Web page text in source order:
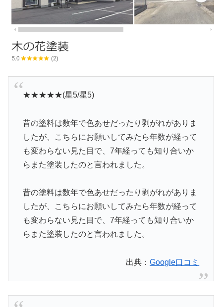
★★★★★(星5/星5)
昔の塗料は数年で色あせだったり剥がれがありま
したが、こちらにお願いしてみたら年数が経って
も変わらない見た目で、7年経っても知り合いか
らまた塗装したのと言われました。
昔の塗料は数年で色あせだったり剥がれがありま
したが、こちらにお願いしてみたら年数が経って
も変わらない見た目で、7年経っても知り合いか
らまた塗装したのと言われました。
出典：Google口コミ